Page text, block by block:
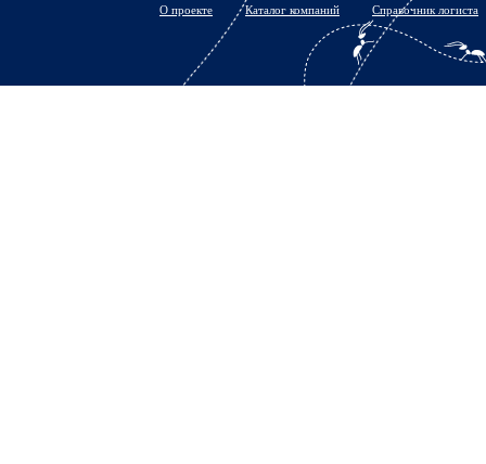
О проекте Каталог компаний Справочник логиста